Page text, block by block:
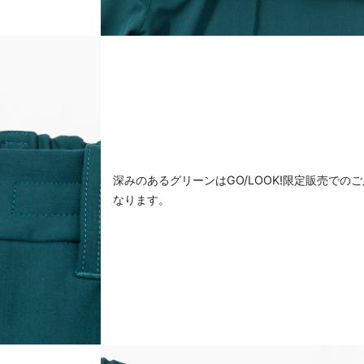
深みのあるグリーンはGO/LOOK!限定販売での
なります。